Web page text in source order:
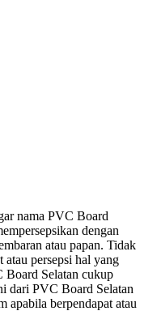
nama PVC Board
dengan
atau papan. Tidak
atau persepsi hal yang
Board Selatan cukup
dari PVC Board Selatan
apabila berpendapat atau